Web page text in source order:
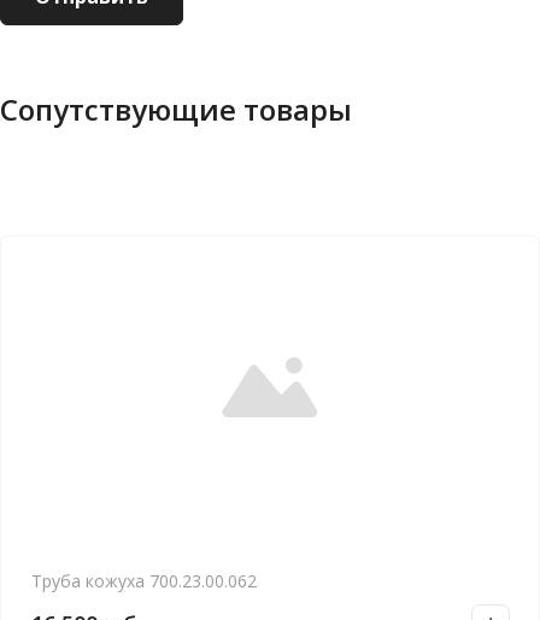
Сопутствующие товары
Труба кожуха 700.23.00.062